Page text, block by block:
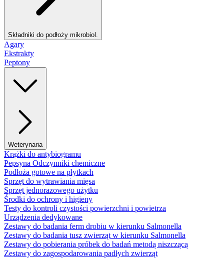
Składniki do podłoży mikrobiol.
Agary
Ekstrakty
Peptony
Weterynaria
Krążki do antybiogramu
Pepsyna Odczynniki chemiczne
Podłoża gotowe na płytkach
Sprzęt do wytrawiania mięsa
Sprzęt jednorazowego użytku
Środki do ochrony i higieny
Testy do kontroli czystości powierzchni i powietrza
Urządzenia dedykowane
Zestawy do badania ferm drobiu w kierunku Salmonella
Zestawy do badania tusz zwierząt w kierunku Salmonella
Zestawy do pobierania próbek do badań metodą niszczącą
Zestawy do zagospodarowania padłych zwierząt